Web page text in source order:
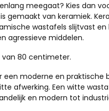
meegaat? Kies dan
van keramiek.
wastafels slijtvast
agressieve middelen.
van 80 centimeter.
een moderne en praktische
afwerking. Een witte
en modern tot